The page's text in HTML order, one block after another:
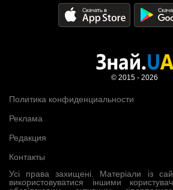
Усі права захищені. Матеріали із
використовуватися іншими
Политика конфиденциальности
Реклама
Редакция
Контакты
© 2015 - 2026